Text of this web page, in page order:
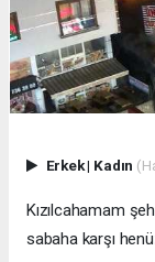
Erkek| Kadın
Kızılcahamam
sabaha karşı